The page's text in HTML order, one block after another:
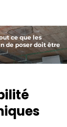
ce que les
de poser doit être